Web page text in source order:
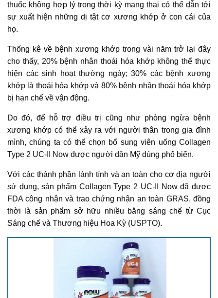
thuốc không hợp lý trong thời kỳ mang thai có thể dẫn tới
sự xuất hiện những dị tật cơ xương khớp ở con cái của
họ.
Thống kê về bệnh xương khớp trong vài năm trở lại đây
cho thấy, 20% bệnh nhân thoái hóa khớp không thể thực
hiện các sinh hoạt thường ngày; 30% các bệnh xương
khớp là thoái hóa khớp và 80% bệnh nhân thoái hóa khớp
bị hạn chế về vận động.
Do đó, để hỗ trợ điều trị cũng như phòng ngừa bệnh
xương khớp có thể xảy ra với người thân trong gia đình
mình, chúng ta có thể chọn bổ sung viên uống Collagen
Type 2 UC-II Now được người dân Mỹ dùng phổ biến.
Với các thành phần lành tính và an toàn cho cơ địa người
sử dụng, sản phẩm Collagen Type 2 UC-II Now đã được
FDA công nhận và trao chứng nhận an toàn GRAS, đồng
thời là sản phẩm sở hữu nhiều bằng sáng chế từ Cục
Sáng chế và Thương hiệu Hoa Kỳ (USPTO).